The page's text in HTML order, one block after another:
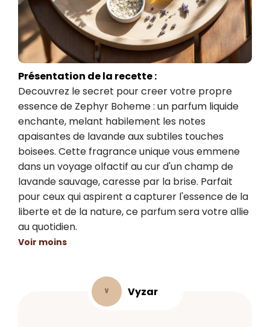
Présentation de la recette :
Decouvrez le secret pour creer votre propre
essence de Zephyr Boheme : un parfum liquide
enchante, melant habilement les notes
apaisantes de lavande aux subtiles touches
boisees. Cette fragrance unique vous emmene
dans un voyage olfactif au cur d'un champ de
lavande sauvage, caresse par la brise. Parfait
pour ceux qui aspirent a capturer l'essence de la
liberte et de la nature, ce parfum sera votre allie
au quotidien.
Voir moins
V Vyzar